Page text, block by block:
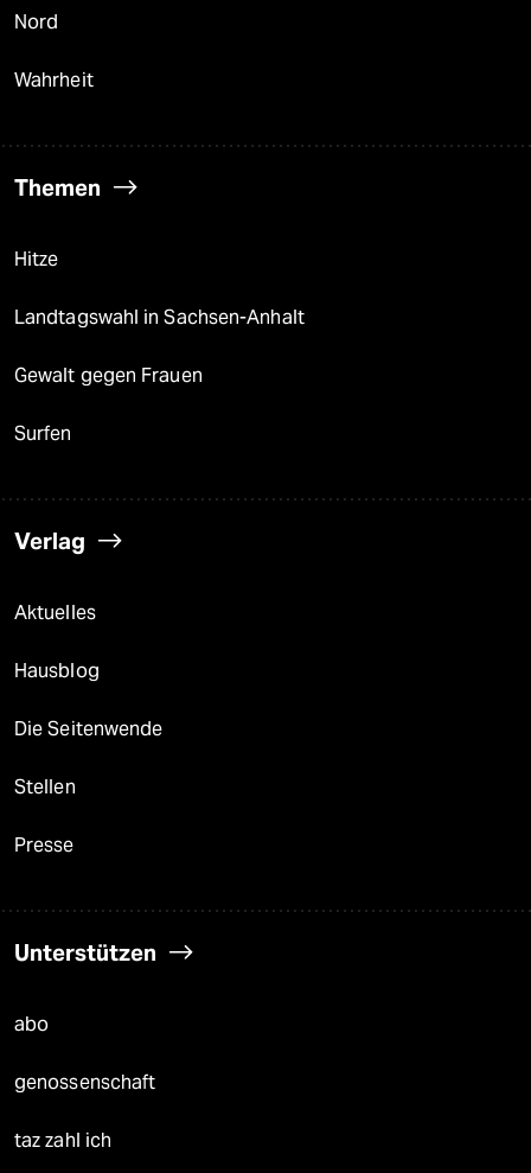
Nord
Wahrheit
Themen
Hitze
Landtagswahl in Sachsen-Anhalt
Gewalt gegen Frauen
Surfen
Verlag
Aktuelles
Hausblog
Die Seitenwende
Stellen
Presse
Unterstützen
abo
genossenschaft
taz zahl ich